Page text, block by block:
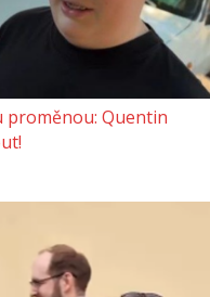
proměnou: Quentin